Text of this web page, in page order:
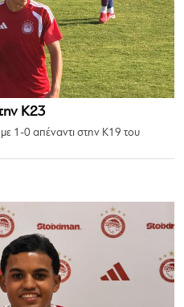
Κ23
1-0 απέναντι στην Κ19 του